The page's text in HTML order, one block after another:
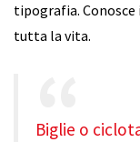
tipografia. Conosce
tutta la vita.
Biglie o